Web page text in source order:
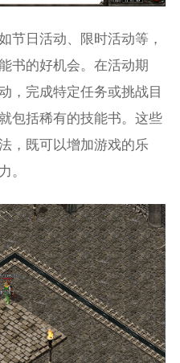
节日活动、限时活动等，
书的好机会。在活动期
，完成特定任务或挑战目
包括稀有的技能书。这些
，既可以增加游戏的乐
。